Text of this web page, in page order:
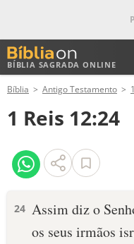
BÍBLIA SAGRADA ONLINE
ANTIGO TESTAMENTO
NOVO TESTAMENTO
VERSÍCULOS
PALAVRA DO DIA
Bíblia Antigo Testamento
1 Reis 12:24
24 Assim diz o
os seus irmãos